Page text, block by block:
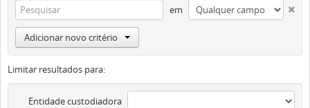
em
Adicionar novo critério
Limitar resultados para:
Entidade custodiadora